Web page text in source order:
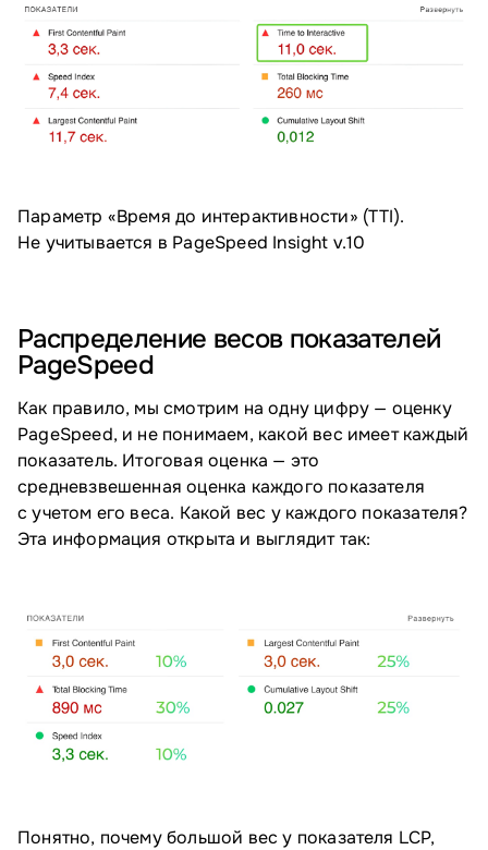
Параметр «Время до интерактивности» (TTI).
Не учитывается в PageSpeed Insight v.10
Распределение весов показателей
PageSpeed
Как правило, мы смотрим на одну цифру — оценку
PageSpeed, и не понимаем, какой вес имеет каждый
показатель. Итоговая оценка — это
средневзвешенная оценка каждого показателя
с учетом его веса. Какой вес у каждого показателя?
Эта информация открыта и выглядит так:
Понятно, почему большой вес у показателя LCP,